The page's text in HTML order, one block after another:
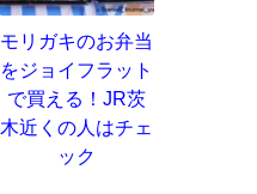
モリガキのお弁当
をジョイフラット
で買える！JR茨
木近くの人はチェ
ック